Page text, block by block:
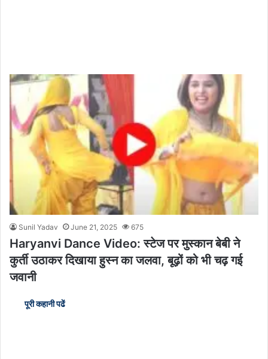
Sunil Yadav June 21, 2025 675
Haryanvi Dance Video: स्टेज पर मुस्कान बेबी ने
कुर्ती उठाकर दिखाया हुस्न का जलवा, बूढ़ों को भी चढ़ गई
जवानी
पूरी कहानी पढें